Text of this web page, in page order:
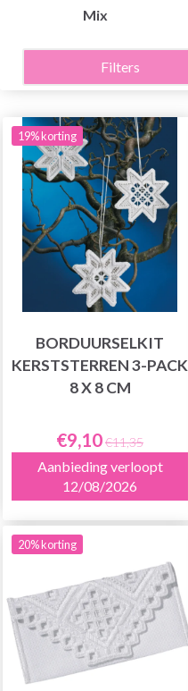
Mix
Filters
19% korting
BORDUURSELKIT
KERSTSTERREN 3-PACK
8 X 8 CM
€9,10€11,35
Aanbieding verloopt
12/08/2026
20% korting